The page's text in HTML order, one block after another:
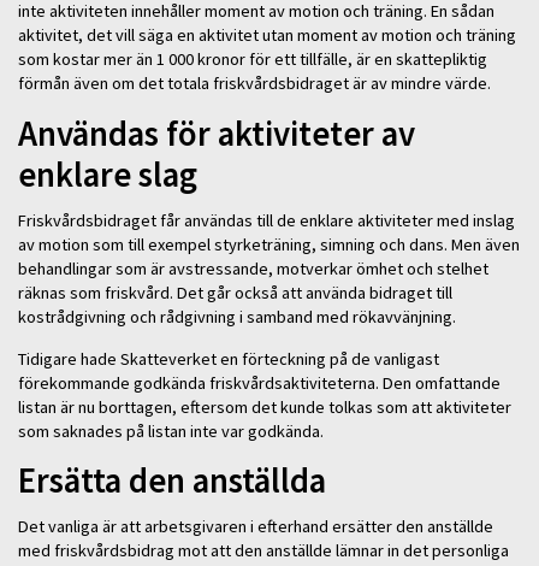
inte aktiviteten innehåller moment av motion och träning. En sådan
aktivitet, det vill säga en aktivitet utan moment av motion och träning
som kostar mer än 1 000 kronor för ett tillfälle, är en skattepliktig
förmån även om det totala friskvårdsbidraget är av mindre värde.
Användas för aktiviteter av
enklare slag
Friskvårdsbidraget får användas till de enklare aktiviteter med inslag
av motion som till exempel styrketräning, simning och dans. Men även
behandlingar som är avstressande, motverkar ömhet och stelhet
räknas som friskvård. Det går också att använda bidraget till
kostrådgivning och rådgivning i samband med rökavvänjning.
Tidigare hade Skatteverket en förteckning på de vanligast
förekommande godkända friskvårdsaktiviteterna. Den omfattande
listan är nu borttagen, eftersom det kunde tolkas som att aktiviteter
som saknades på listan inte var godkända.
Ersätta den anställda
Det vanliga är att arbetsgivaren i efterhand ersätter den anställde
med friskvårdsbidrag mot att den anställde lämnar in det personliga